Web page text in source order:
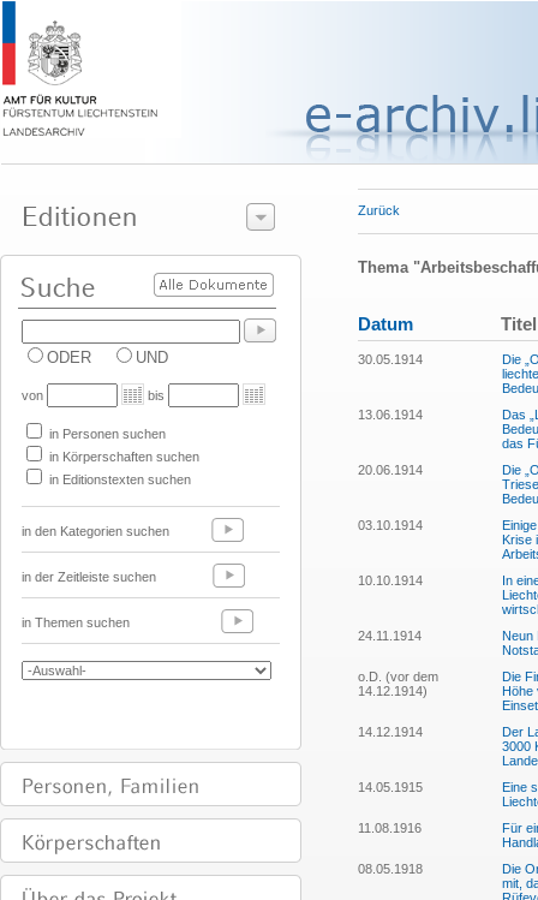
ODER UND
von bis
in Personen suchen
in Körperschaften suchen
in Editionstexten suchen
in den Kategorien suchen
in der Zeitleiste suchen
in Themen suchen
Zurück
Thema
Datum Titel
30.05.1914
Die
13.06.1914
Das
das
20.06.1914
Die
03.10.1914
Krise
10.10.1914
In
24.11.1914
Neun
o.D. (vor dem
14.12.1914)
Die
Höhe
14.12.1914
Der
3000
14.05.1915
Eine
11.08.1916
Für
08.05.1918
Die
mit,